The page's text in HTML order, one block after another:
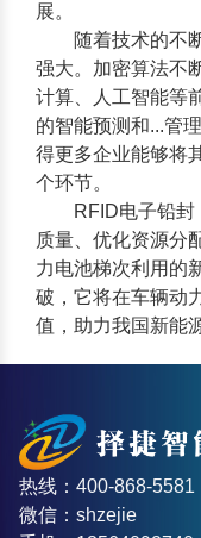
展。
随着技术的不
强大。加密算法不
计算、人工智能等
的智能预测和...管
得更多企业能够将
个环节。
RFID电子铅封
质量、优化资源分
力电池梯次利用的
破，它将在车辆动
值，助力我国新能
热线：400-868-5581
微信：shzejie